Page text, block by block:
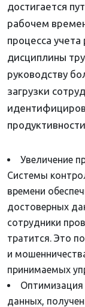
достигается
рабочем
процесса
дисциплины
руководству
загрузки
Увеличение
Системы
времени
достоверных
сотрудники
тратится. Это
и
принимаемых
Оптимизация
данных,